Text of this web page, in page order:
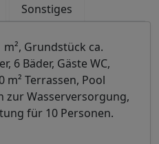
Sonstiges
m², Grundstück ca.
6 Bäder, Gäste WC,
m² Terrassen, Pool
zur Wasserversorgung,
für 10 Personen.